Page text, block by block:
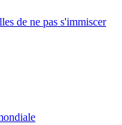
de ne pas s'immiscer